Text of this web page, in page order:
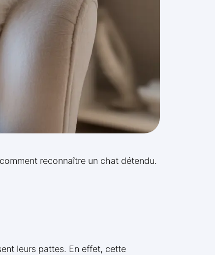
reconnaître un chat détendu.
leurs pattes. En effet, cette